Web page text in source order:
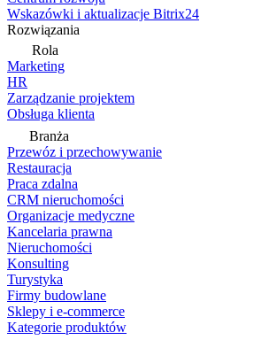
Wskazówki i aktualizacje Bitrix24
Rozwiązania
Rola
Marketing
HR
Zarządzanie projektem
Obsługa klienta
Branża
Przewóz i przechowywanie
Restauracja
Praca zdalna
CRM nieruchomości
Organizacje medyczne
Kancelaria prawna
Nieruchomości
Konsulting
Turystyka
Firmy budowlane
Sklepy i e-commerce
Kategorie produktów